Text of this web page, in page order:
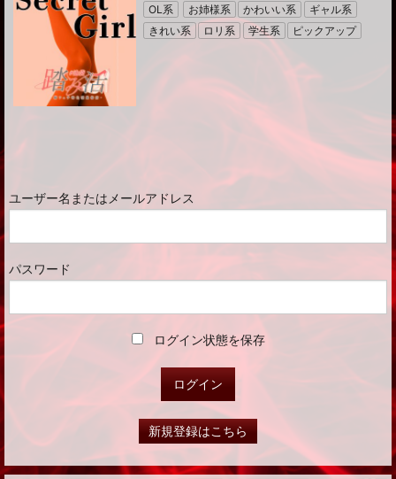
OL系 お姉様系 かわいい系
ギャル系
きれい系
ロリ系 学生系 ピックアップ
ユーザー名またはメールアドレス
パスワード
ログイン状態を保存
新規登録はこちら